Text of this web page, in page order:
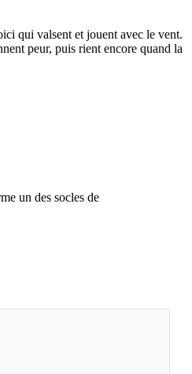
qui valsent et jouent avec le vent.
peur, puis rient encore quand la
un des socles de